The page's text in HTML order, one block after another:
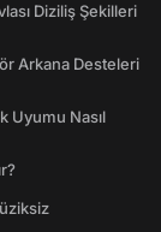
Diziliş Şekilleri
Arkana Desteleri
Uyumu Nasıl